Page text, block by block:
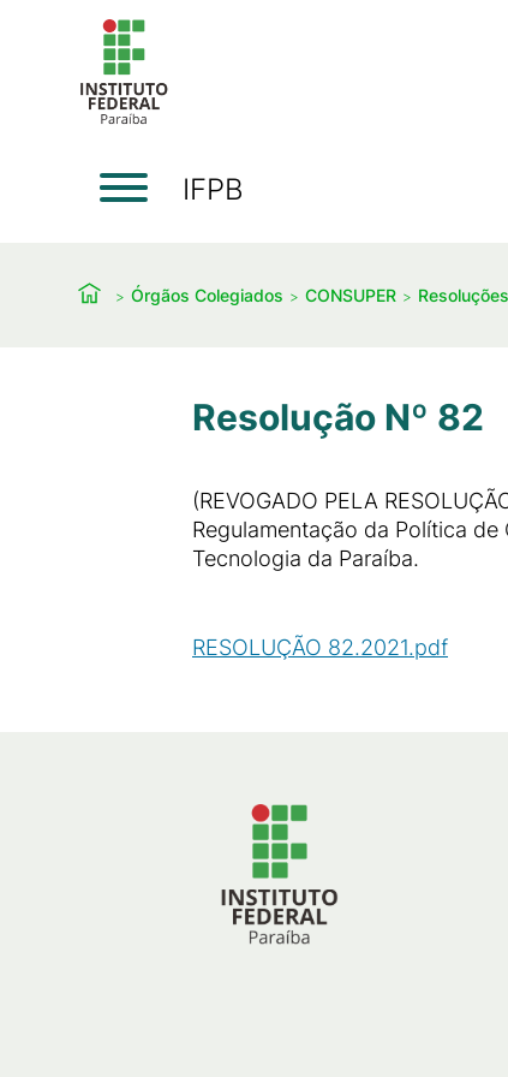
IFPB
Órgãos Colegiados CONSUPER Resoluções
Resolução Nº 82
(REVOGADO PELA
Regulamentação da Política
Tecnologia da Paraíba.
RESOLUÇÃO 82.2021.pdf